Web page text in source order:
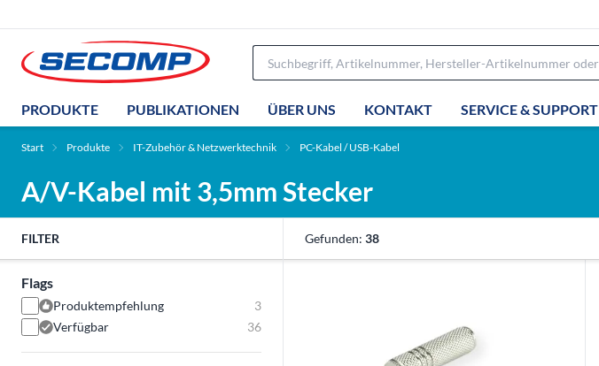
PRODUKTE PUBLIKATIONEN ÜBER UNS KONTAKT SERVICE & SUPPORT
Start Produkte IT-Zubehör & Netzwerktechnik PC-Kabel / USB-Kabel
A/V-Kabel mit 3,5mm Stecker
FILTER
Flags
Produktempfehlung
3
Verfügbar
36
Gefunden: 38